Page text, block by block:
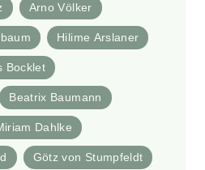
Arno Völker
Hilime Arslaner
Bocklet
Beatrix Baumann
Dahlke
Götz von Stumpfeldt